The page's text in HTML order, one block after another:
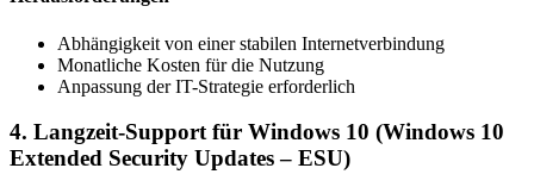
Abhängigkeit von einer stabilen Internetverbindung
Monatliche Kosten für die Nutzung
Anpassung der IT-Strategie erforderlich
4. Langzeit-Support für Windows 10 (Windows 10
Extended Security Updates – ESU)